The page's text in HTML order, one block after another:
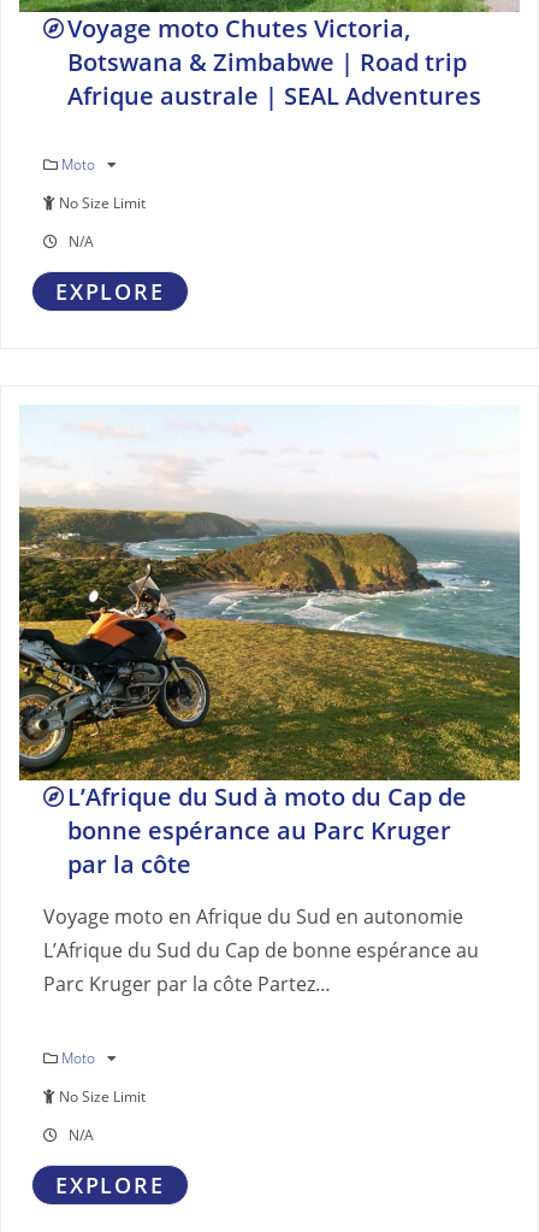
Voyage moto Chutes Victoria,
Botswana & Zimbabwe | Road trip
Afrique australe | SEAL Adventures
Moto
No Size Limit
N/A
EXPLORE
L’Afrique du Sud à moto du Cap de
bonne espérance au Parc Kruger
par la côte
Voyage moto en Afrique du Sud en autonomie
L’Afrique du Sud du Cap de bonne espérance au
Parc Kruger par la côte Partez…
Moto
No Size Limit
N/A
EXPLORE